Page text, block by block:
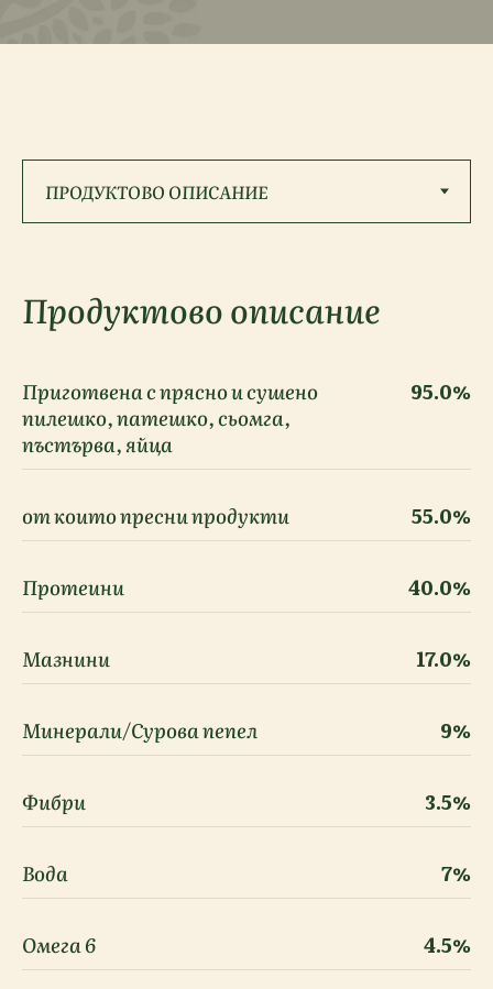
Продуктово описание
Приготвена с прясно и сушено
пилешко, патешко, сьомга,
пъстърва, яйца
95.0%
от които пресни продукти 55.0%
Протеини 40.0%
Мазнини 17.0%
Минерали/Сурова пепел 9%
Фибри 3.5%
Вода 7%
Омега 6 4.5%